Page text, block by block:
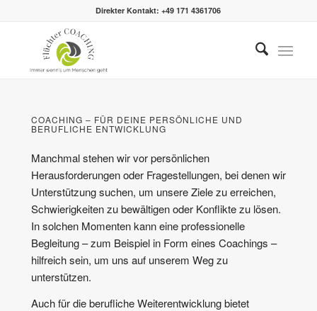
Direkter Kontakt: +49 171 4361706
COACHING – FÜR DEINE PERSÖNLICHE UND
BERUFLICHE ENTWICKLUNG
Manchmal stehen wir vor persönlichen
Herausforderungen oder Fragestellungen, bei denen wir
Unterstützung suchen, um unsere Ziele zu erreichen,
Schwierigkeiten zu bewältigen oder Konflikte zu lösen.
In solchen Momenten kann eine professionelle
Begleitung – zum Beispiel in Form eines Coachings –
hilfreich sein, um uns auf unserem Weg zu
unterstützen.
Auch für die berufliche Weiterentwicklung bietet